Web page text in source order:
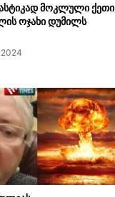
მოკლული ქეთი
ოჯახი დუმილს
2024